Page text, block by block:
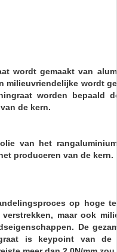
wordt gemaakt van
milieuvriendelijke wordt
worden bepaald
de kern.
van het
produceren van de kern.
op hoge
maar ook
De
is keypoint van de